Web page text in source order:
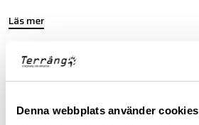
Denna webbplats använder cookies
Läs mer
FINNS I FÖLJANDE FÄRGER